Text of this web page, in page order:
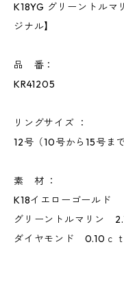
K18YG グリーントルマ
ジナル】
品 番：
KR41205
リングサイズ ：
12号（10号から15号ま
素 材 ：
K18イエローゴールド
グリーントルマリン
ダイヤモンド 0.10ｃｔ